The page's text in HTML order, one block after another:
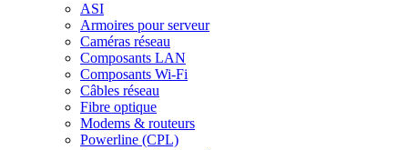
ASI
Armoires pour serveur
Caméras réseau
Composants LAN
Composants Wi-Fi
Câbles réseau
Fibre optique
Modems & routeurs
Powerline (CPL)